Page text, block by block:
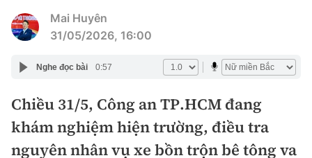
Mới nhất
Thời sự
Chính trị
Xã hội
Xây dựng
Chỉ đạo điều hành
Giao thông
Mai Huyên
31/05/2026, 16:00
Nghe đọc bài 0:57
Chiều 31/5, Công an TP.HCM đang
khám nghiệm hiện trường, điều tra
nguyên nhân vụ xe bồn trộn bê tông va